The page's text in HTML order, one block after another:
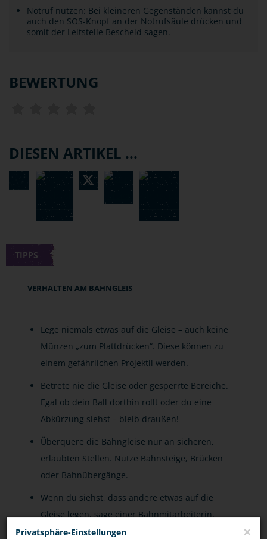
Notruf nutzen: Bei kleineren Gegenständen kannst du
auch den SOS-Knopf an der Notrufsäule drücken und
somit der Leitstelle Bescheid sagen.
BEWERTUNG
DIESEN ARTIKEL ...
TIPPS
VERHALTEN AM BAHNGLEIS
Lege niemals etwas auf die Gleise – auch keine
Münzen „zum Plattdrücken“. Diese können zu
einem gefährlichen Projektil werden.
Betrete nie die Gleise oder gesperrte Bereiche.
Egal ob dein Ball dorthin rollt oder du eine
Abkürzung siehst – bleib draußen!
Überquere die Bahngleise nur an sicheren,
erlaubten Stellen. Nutze Bahnsteige, Brücken
oder Bahnübergänge.
Wenn du siehst, dass andere etwas auf die
Gleise legen, sage einer Bahnmitarbeiterin,
einem Bahnmitarbeiter oder der Polizei
Privatsphäre-Einstellungen ×